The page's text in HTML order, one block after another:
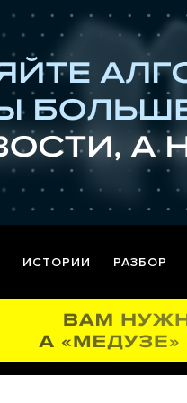
ИСТОРИИ РАЗБОР